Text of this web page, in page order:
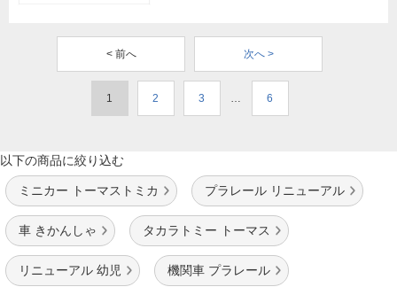
< 前へ 次へ >
1 2 3 … 6
以下の商品に絞り込む
ミニカー トーマストミカ プラレール リニューアル
車 きかんしゃ タカラトミー トーマス
リニューアル 幼児 機関車 プラレール